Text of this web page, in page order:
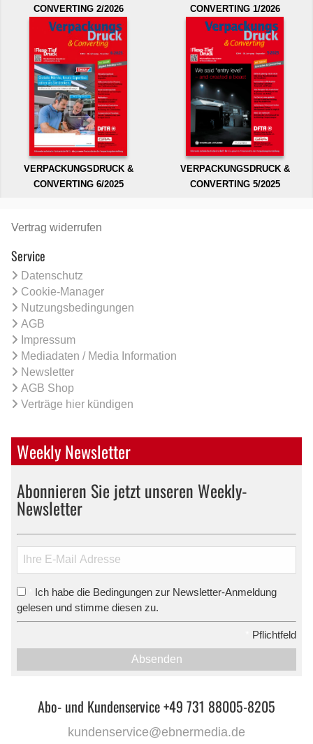
CONVERTING 2/2026
CONVERTING 1/2026
VERPACKUNGSDRUCK &
CONVERTING 6/2025
VERPACKUNGSDRUCK &
CONVERTING 5/2025
Vertrag widerrufen
Service
Datenschutz
Cookie-Manager
Nutzungsbedingungen
AGB
Impressum
Mediadaten / Media Information
Newsletter
AGB Shop
Verträge hier kündigen
Weekly Newsletter
Abonnieren Sie jetzt unseren Weekly-
Newsletter
Ich habe die Bedingungen zur Newsletter-Anmeldung
gelesen und stimme diesen zu.
Pflichtfeld
Absenden
Abo- und Kundenservice +49 731 88005-8205
kundenservice@ebnermedia.de